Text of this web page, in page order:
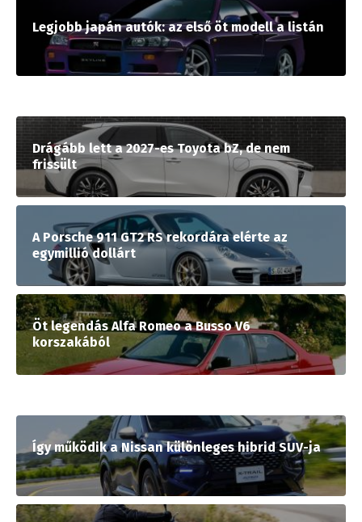
Legjobb japán autók: az első öt modell a listán
Drágább lett a 2027-es Toyota bZ, de nem
frissült
A Porsche 911 GT2 RS rekordára elérte az
egymillió dollárt
Öt legendás Alfa Romeo a Busso V6
korszakából
Így működik a Nissan különleges hibrid SUV-ja